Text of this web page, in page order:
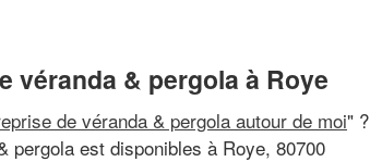
véranda & pergola à Roye
de véranda & pergola autour de moi" ?
pergola est disponibles à Roye, 80700